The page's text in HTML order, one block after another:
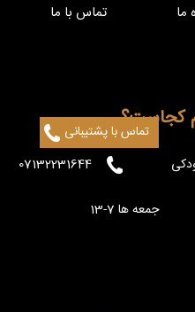
تماس با پشتیبانی
ما تماس با ما
کجاست؟
07132231644